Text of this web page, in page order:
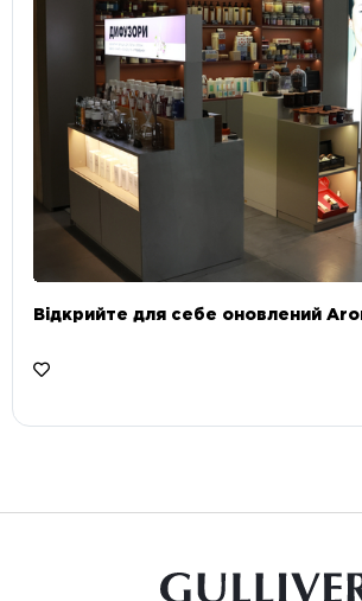
Відкрийте для себе оновлений